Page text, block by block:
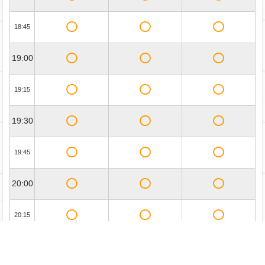
18:45
19:00
19:15
19:30
19:45
20:00
20:15